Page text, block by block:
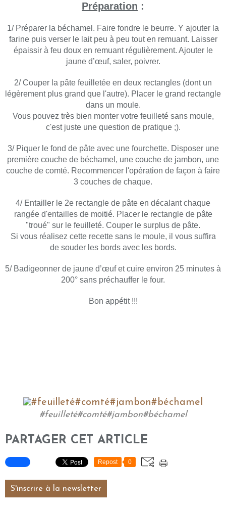
Préparation :
1/ Préparer la béchamel. Faire fondre le beurre. Y ajouter la
farine puis verser le lait peu à peu tout en remuant. Laisser
épaissir à feu doux en remuant régulièrement. Ajouter le
jaune d’œuf, saler, poivrer.
2/ Couper la pâte feuilletée en deux rectangles (dont un
légèrement plus grand que l'autre). Placer le grand rectangle
dans un moule.
Vous pouvez très bien monter votre feuilleté sans moule,
c'est juste une question de pratique ;).
3/ Piquer le fond de pâte avec une fourchette. Disposer une
première couche de béchamel, une couche de jambon, une
couche de comté. Recommencer l'opération de façon à faire
3 couches de chaque.
4/ Entailler le 2e rectangle de pâte en décalant chaque
rangée d'entailles de moitié. Placer le rectangle de pâte
"troué" sur le feuilleté. Couper le surplus de pâte.
Si vous réalisez cette recette sans le moule, il vous suffira
de souder les bords avec les bords.
5/ Badigeonner de jaune d’œuf et cuire environ 25 minutes à
200° sans préchauffer le four.
Bon appétit !!!
#feuilleté#comté#jambon#béchamel
PARTAGER CET ARTICLE
Repost 0
S'inscrire à la newsletter